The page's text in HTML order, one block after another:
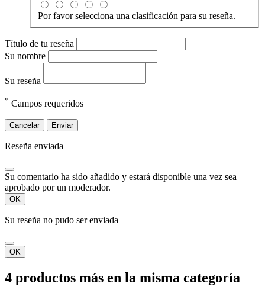
Por favor selecciona una clasificación para su reseña.
Título de tu reseña
Su nombre
Su reseña
* Campos requeridos
Cancelar Enviar
Reseña enviada
Su comentario ha sido añadido y estará disponible una vez sea
aprobado por un moderador.
OK
Su reseña no pudo ser enviada
OK
4 productos más en la misma categoría